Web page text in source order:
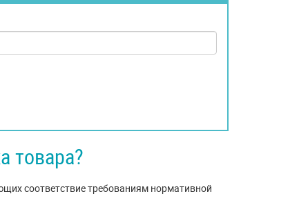
товара?
соответствие требованиям нормативной